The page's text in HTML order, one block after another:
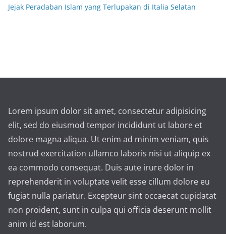
Jejak Peradaban Islam yang Terlupakan di Italia Selatan
Lorem ipsum dolor sit amet, consectetur adipisicing
elit, sed do eiusmod tempor incididunt ut labore et
dolore magna aliqua. Ut enim ad minim veniam, quis
nostrud exercitation ullamco laboris nisi ut aliquip ex
ea commodo consequat. Duis aute irure dolor in
reprehenderit in voluptate velit esse cillum dolore eu
fugiat nulla pariatur. Excepteur sint occaecat cupidatat
non proident, sunt in culpa qui officia deserunt mollit
anim id est laborum.